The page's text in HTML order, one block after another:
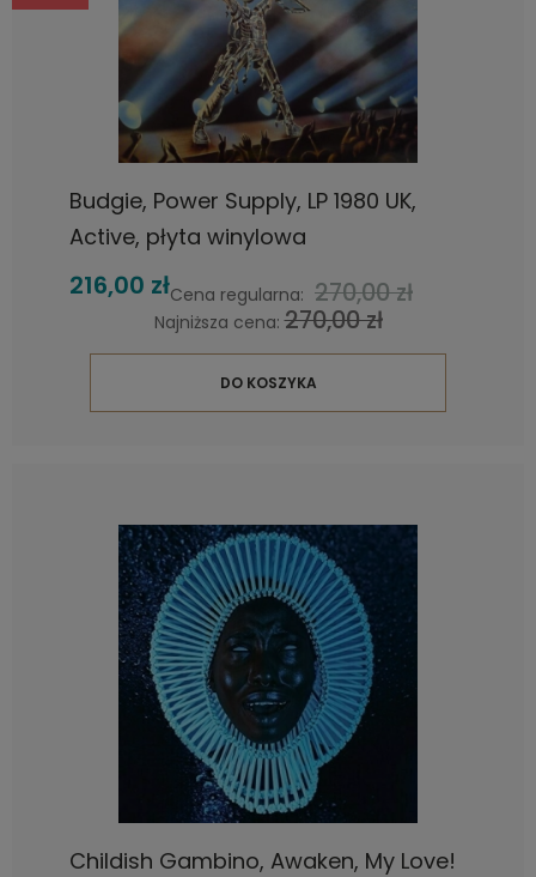
Budgie, Power Supply, LP 1980 UK,
Active, płyta winylowa
216,00 złCena regularna: 270,00 zł
Najniższa cena:270,00 zł
DO KOSZYKA
Childish Gambino, Awaken, My Love!